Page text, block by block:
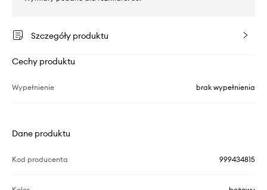
Szczegóły produktu
Cechy produktu
Wypełnienie brak wypełnienia
Dane produktu
Kod producenta 999434815